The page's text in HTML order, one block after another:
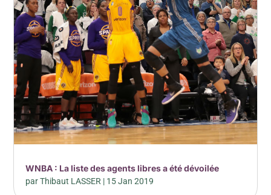
WNBA : La liste des agents libres a été dévoilée
parThibaut LASSER | 15 Jan 2019